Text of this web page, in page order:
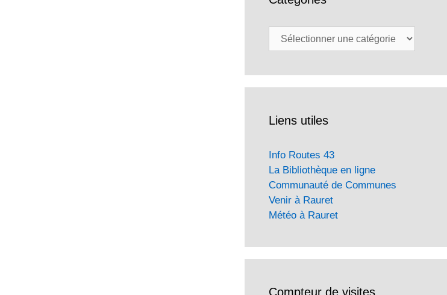
Catégories
Liens utiles
Info Routes 43
La Bibliothèque en ligne
Communauté de Communes
Venir à Rauret
Météo à Rauret
Compteur de visites